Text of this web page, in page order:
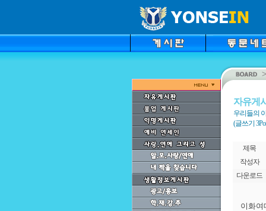
자유게
우리들의
(글쓰기
제목
작성자
다운로드
이화여